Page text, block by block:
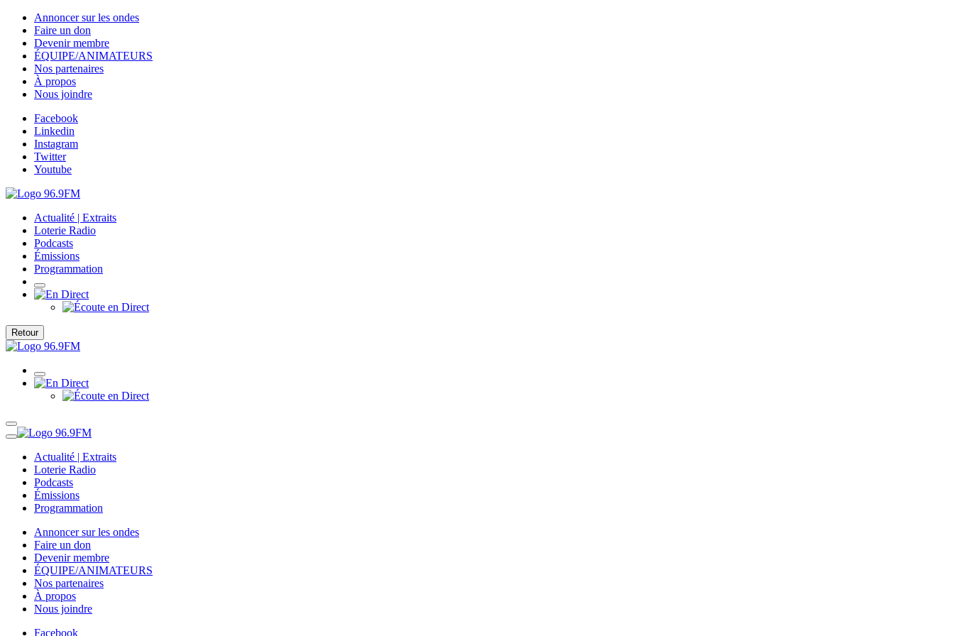
Annoncer sur les ondes
Faire un don
Devenir membre
ÉQUIPE/ANIMATEURS
Nos partenaires
À propos
Nous joindre
Facebook
Linkedin
Instagram
Twitter
Youtube
Actualité | Extraits
Loterie Radio
Podcasts
Émissions
Programmation
Retour
Actualité | Extraits
Loterie Radio
Podcasts
Émissions
Programmation
Annoncer sur les ondes
Faire un don
Devenir membre
ÉQUIPE/ANIMATEURS
Nos partenaires
À propos
Nous joindre
Facebook